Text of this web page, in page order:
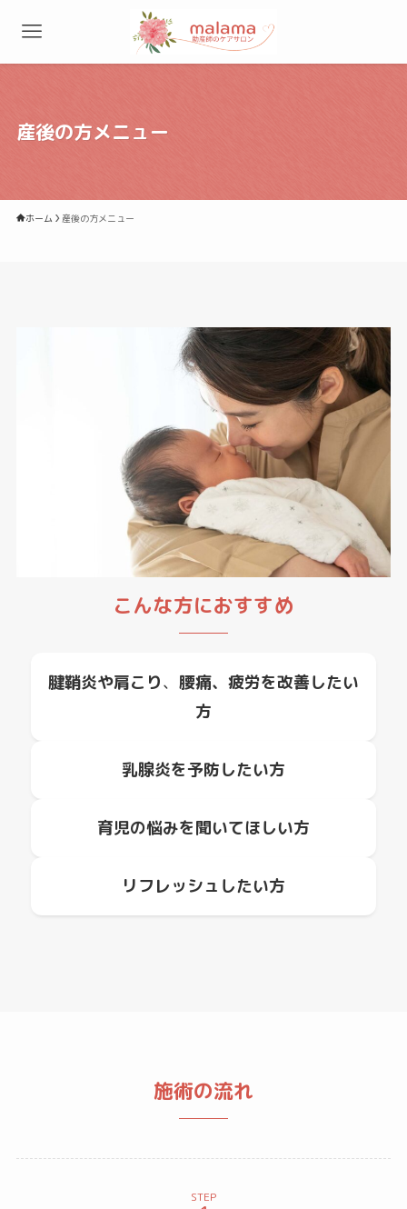
産後の方メニュー
ホーム 産後の方メニュー
こんな方におすすめ
腱鞘炎や肩こり、 腰痛、疲労を改善したい
方
乳腺炎を予防したい方
育児の悩みを聞いてほしい方
リフレッシュしたい方
施術の流れ
STEP